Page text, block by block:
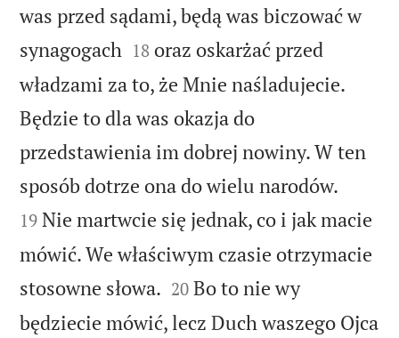
was przed sądami, będą was biczować w
synagogach 

18 oraz oskarżać przed
władzami za to, że Mnie naśladujecie.
Będzie to dla was okazja do
przedstawienia im dobrej nowiny. W ten
sposób dotrze ona do wielu narodów.
19 Nie martwcie się jednak, co i jak macie
mówić. We właściwym czasie otrzymacie
stosowne słowa. 

20 Bo to nie wy
będziecie mówić, lecz Duch waszego Ojca